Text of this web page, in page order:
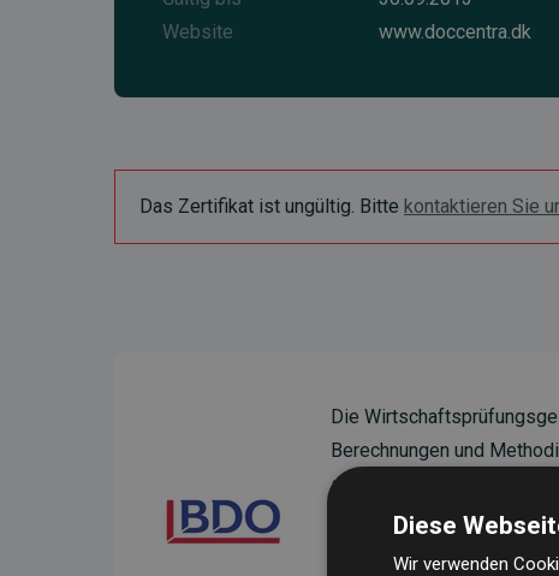
Website
www.doccentra.dk
Das Zertifikat ist ungültig. Bitte kontaktieren Sie
Die
Berechnungen und
sicherzustellen.
Ihre Prüfungen belegen,
Durchschnitt200 % der
Diese
Wir verwenden